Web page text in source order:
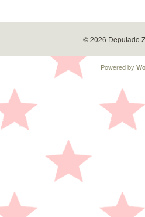
© 2026 Deputado
Powered by